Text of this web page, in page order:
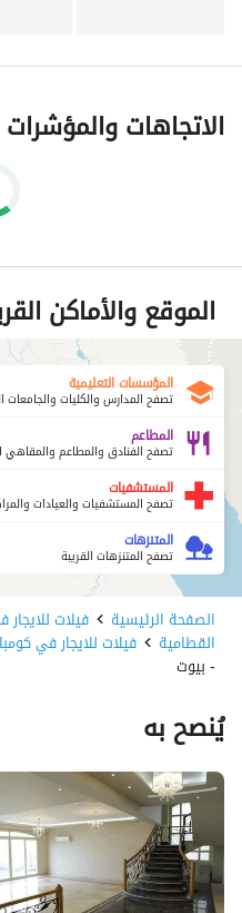
الاتجاهات والمؤشرات
الموقع والأماكن
المؤسسات التعليمية
تصفح المدارس والكليات والجامعات
المطاعم
تصفح الفنادق والمطاعم والمقاهي
المستشفيات
تصفح المستشفيات والعيادات
المتنزهات
تصفح المتنزهات القريبة
الصفحة الرئيسية فيلات
القطامية فيلات للايجار في
- بيوت
يُنصح به